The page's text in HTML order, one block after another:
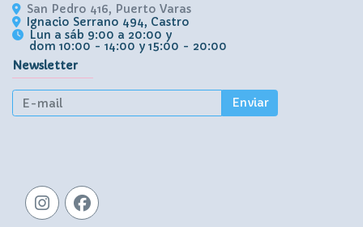
San Pedro 416, Puerto Varas
Ignacio Serrano 494, Castro
Lun a sáb 9:00 a 20:00 y
dom 10:00 - 14:00 y 15:00 - 20:00
Newsletter
Enviar